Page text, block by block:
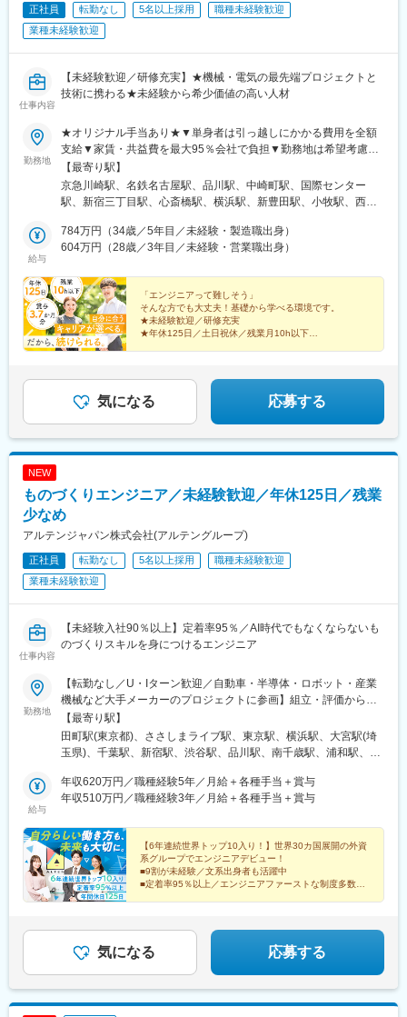
駅、摂津本山駅、湊川駅、神戸三宮駅(阪急・神戸高速)、春日野道
駅(阪急線)、新長田駅、中山観音駅、北新地駅、動物園前駅、大阪
阿部野橋駅、西中島南方駅、大江橋駅、近鉄名古屋駅、小田井
西鉄福岡駅、京橋駅(東京都)、東新宿駅、六本木一丁目駅、内幸町
駅、赤坂見附駅、御成門駅、西日暮里駅(舎人ライナー)、京成関屋
一通り駅、大曽根駅、八事日赤駅、野田駅(阪神線)、四天王寺前夕
陽ケ丘駅、大国町駅、森小路駅、昭和町駅(大阪府)、針中野駅、花
園町駅、細井川駅、天満橋駅、北浜駅(大阪府)、なんば駅(南海
線)、四ツ橋駅、花田口駅、撮影所前駅、六地蔵駅(京阪線)、桃山
御陵前駅、市民広場駅、三宮・花時計前駅、板宿駅、大阪梅田駅
駅、香椎宮前駅、春日駅(福岡県)
正社員 転勤なし 5名以上採用
職種未経験歓迎
業種未経験歓迎
仕事内容
【未経験歓迎／研修充実】★機械・電気の最先端プロジェクトと
技術に携わる★未経験から希少価値の高い人材
勤務地
★オリジナル手当あり★▼単身者は引っ越しにかかる費用を全額
支給▼家賃・共益費を最大95％会社で負担▼勤務地は希望考慮▼
自宅からの通勤圏内のみの勤務もOK▼転勤なし(転勤希望があれ
ば、お気軽にお問合せOK)※転勤希望者に関しましては、上記の
引っ越し費用・家賃補助95％(規定あり)を支給！＼手当活用例／
担：95％■実質自己負担額：3,000円＜プロジェクト先エリア＞関
東エリア（東京都・神奈川県・千葉県・埼玉県）東海エリア（愛
兵庫県・滋賀県）※勤務地は、希望を考慮して決定します。▼名古
屋本社愛知県名古屋市中村区名駅南2丁目14-19住友生命名古屋ビ
ル14F▼川崎本社神奈川県川崎市川崎区砂子1-2-4川崎砂子ビルデ
ィング11F▼東京支社東京都港区芝大門2-9-4 VORT芝大門lll3F▼
大阪支社大阪府大阪市北区中崎2丁目1-44嶌野ビル５F柔軟に勤務
【最寄り駅】
京急川崎駅、名鉄名古屋駅、品川駅、中崎町駅、国際センター
駅、新宿三丁目駅、心斎橋駅、横浜駅、新豊田駅、小牧駅、西梅
駅、海老江駅、都島駅、堺東駅、なかもず駅、豊中駅、緑地公園
駅、高槻駅、枚方市駅、茨木駅、布施駅、近鉄八尾駅、和泉中央
市駅、京都駅、烏丸駅、京都市役所前駅、東山駅(京都府)、桃山御
陵前駅、長岡天神駅、東向日駅、亀岡駅、福知山駅、東舞鶴駅、
綾部駅、京田辺駅、木津駅(京都府)、城陽駅、宮津駅、旧居留地・
大丸前駅、三宮駅(神戸新交通)、六甲道駅、住吉駅(兵庫県・東海
道)、山陽須磨駅、姫路駅、尼崎駅(阪神線)、夙川駅、芦屋駅(東海
川駅、三田駅(兵庫県)、豊岡駅(兵庫県)、加太駅(和歌山県)、高砂
駅(兵庫県)、相生駅(兵庫県)、播州赤穂駅、大津駅、草津駅(滋賀
線)、安城駅、刈谷駅、西尾駅、稲沢駅、犬山駅、尾張瀬戸駅、知
多半田駅、太田川駅、知立駅、豊川駅、津駅、近鉄四日市駅、鈴
鹿市駅、松阪駅、宇治山田駅、西桑名駅、名張駅、亀山駅(三重
県)、浜松駅、第一通り駅、沼津駅、富士駅、富士宮駅、三島駅、
焼津駅、藤枝駅、島田駅(静岡県)、掛川駅、袋井駅、磐田駅、御殿
可児駅、せきてらす前駅、中津川駅、瑞浪駅、恵那駅、高山駅、
岐阜羽島駅、美濃太田駅、土岐市駅、モレラ岐阜駅、下呂駅、み
駅(神奈川県)、上溝駅、藤沢駅、鎌倉駅、横須賀中央駅、平塚駅、
茅ケ崎駅、本厚木駅、中央林間駅、海老名駅(相模線)、小田原駅、
秦野駅、伊勢原駅、座間駅、高座渋谷駅、三崎口駅、大磯駅、大
雄山駅、大宮駅(埼玉県)、浦和駅、さいたま新都心駅、川口元郷
駅、川越駅、所沢駅、新越谷駅、春日部駅、草加駅、上尾駅、熊
谷駅、久喜駅、志木駅、朝霞駅、戸田駅(埼玉県)、蕨駅、狭山市
駅、入間市駅、飯能駅、東松山駅、坂戸駅(埼玉県)、鴻巣駅、深谷
駅、行田駅、東京駅、築地駅、六本木駅、本郷三丁目駅、上野御
徒町駅、本所吾妻橋駅、亀戸駅、大崎駅、中目黒駅、京急蒲田
駅、日暮里駅(舎人ライナー)、北千住駅、亀有駅、新小岩駅、札幌
駅、仙台駅(地下鉄)、新潟駅、郡山駅(福島県)、つくば駅、京成千
葉駅、東武宇都宮駅、高崎駅、長野駅、北鉄金沢駅、インテック
本社前駅、八丁堀駅(広島県)、岡山駅、高松駅(香川県)、徳山駅、
花畑町駅、天神南駅、箱崎九大前駅、博多駅、井尻駅、金山駅(福
北品川駅、天神橋筋六丁目駅、新宿御苑前駅、四ツ橋駅、平沼橋
駅、豊田市駅、大阪梅田駅(阪神線)、大阪梅田駅(阪急線)、大阪難
波駅、谷町九丁目駅、野田阪神駅、桜ノ宮駅、中百舌鳥駅、高槻
市駅、宮之阪駅、ＪＲ河内永和駅、守口駅、四条駅(京都市営)、三
条駅(京都府)、伏見桃山駅、長岡京駅、向日町駅、新田辺駅、寺田
給与
784万円（34歳／5年目／未経験・製造職出身）
604万円（28歳／3年目／未経験・営業職出身）
「エンジニアって難しそう」
そんな方でも大丈夫！基礎から学べる環境です。
★未経験歓迎／研修充実
★年休125日／土日祝休／残業月10h以下
気になる 応募する
NEW
ものづくりエンジニア／未経験歓迎／年休125日／残業
少なめ
アルテンジャパン株式会社(アルテングループ)
正社員 転勤なし 5名以上採用
職種未経験歓迎
業種未経験歓迎
仕事内容
【未経験入社90％以上】定着率95％／AI時代でもなくならないも
のづくりスキルを身につけるエンジニア
勤務地
【転勤なし／U・Iターン歓迎／自動車・半導体・ロボット・産業
機械など大手メーカーのプロジェクトに参画】組立・評価からス
タートし、将来的には設計・生産技術・プロジェクト管理などへ
ステップアップできます。※プロジェクト先は、希望を最大限考慮
の上、決定※転居を伴う無理な転勤はなし※引越し費用補助・帰省
ト先＞■北海道：千歳市■関東：埼玉県・千葉県・東京都・神奈川
県・山梨県■東海：岐阜県・静岡県・愛知県・三重県■滋賀：彦根
池郡※プロジェクト先（勤務地）は、希望を最大限考慮の上、決定
します。※勤務地一覧以外にも勤務地がございます。詳しくは面接
時にお話しさせていただきます。＜拠点＞東京本社／東京都港区
芝浦3-5-39 田町イーストウィング2F名古屋オフィス／愛知県名古
屋市中村区平池町4-60-12 グローバルゲート ウエストタワー9F
【最寄り駅】
田町駅(東京都)、ささしまライブ駅、東京駅、横浜駅、大宮駅(埼
玉県)、千葉駅、新宿駅、渋谷駅、品川駅、南千歳駅、浦和駅、県
津駅、スクリーン駅、高岡駅、西諫早駅、原水駅、三田駅(東京
都)、米野駅、日本橋駅(東京都)、新高島駅、京成千葉駅、新宿駅
駅、高宮駅(滋賀県)、名鉄名古屋駅、三越前駅、高島町駅、栄町駅
(千葉県)、新宿西口駅、高輪ゲートウェイ駅、千葉中央駅、静岡
駅、末広町駅(富山県)
給与
年収620万円／職種経験5年／月給＋各種手当＋賞与
年収510万円／職種経験3年／月給＋各種手当＋賞与
【6年連続世界トップ10入り！】世界30カ国展開の外資
系グループでエンジニアデビュー！
■9割が未経験／文系出身者も活躍中
■定着率95％以上／エンジニアファーストな制度多数
気になる 応募する